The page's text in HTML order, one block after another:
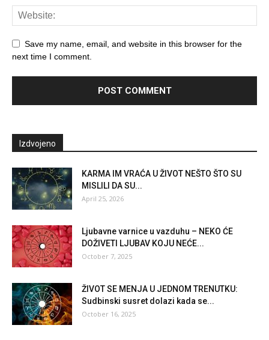
Save my name, email, and website in this browser for the
next time I comment.
Izdvojeno
KARMA IM VRAĆA U ŽIVOT NEŠTO ŠTO SU
MISLILI DA SU...
April 25, 2026
Ljubavne varnice u vazduhu – NEKO ĆE
DOŽIVETI LJUBAV KOJU NEĆE...
October 7, 2025
ŽIVOT SE MENJA U JEDNOM TRENUTKU:
Sudbinski susret dolazi kada se...
October 16, 2025